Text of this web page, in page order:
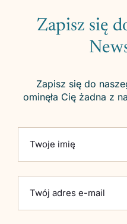
Zapisz się
Zapisz się do
ominęła Cię żadna z
Twoje imię
Twój adres e-mail